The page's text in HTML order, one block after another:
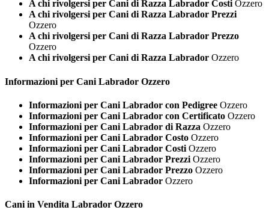
A chi rivolgersi per Cani di Razza Labrador CostiOzzero
A chi rivolgersi per Cani di Razza Labrador Prezzi
Ozzero
A chi rivolgersi per Cani di Razza Labrador Prezzo
Ozzero
A chi rivolgersi per Cani di Razza Labrador Ozzero
Informazioni per Cani Labrador Ozzero
Informazioni per Cani Labrador con Pedigree Ozzero
Informazioni per Cani Labrador con Certificato Ozzero
Informazioni per Cani Labrador di Razza Ozzero
Informazioni per Cani Labrador Costo Ozzero
Informazioni per Cani Labrador Costi Ozzero
Informazioni per Cani Labrador Prezzi Ozzero
Informazioni per Cani Labrador Prezzo Ozzero
Informazioni per Cani Labrador Ozzero
Cani in Vendita Labrador Ozzero